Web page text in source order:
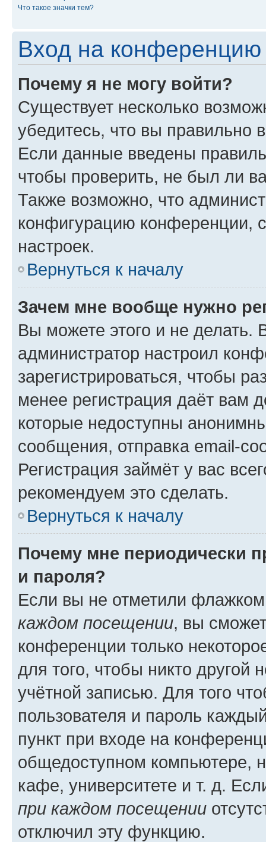
Что такое значки тем?
Вход на конференцию
Почему я не могу войти?
Существует несколько
убедитесь, что вы правильно
Если данные введены
чтобы проверить, не был ли
Также возможно, что
конфигурацию конференции,
настроек.
Вернуться к началу
Зачем мне вообще нужно
Вы можете этого и не делать.
администратор настроил
зарегистрироваться, чтобы
менее регистрация даёт вам
которые недоступны
сообщения, отправка email-
Регистрация займёт у вас
рекомендуем это сделать.
Вернуться к началу
Почему мне периодически
и пароля?
Если вы не отметили
каждом посещении, вы
конференции только
для того, чтобы никто другой
учётной записью. Для того
пользователя и пароль
пункт при входе на
общедоступном компьютере,
кафе, университете и т. д.
при каждом посещении
отключил эту функцию.